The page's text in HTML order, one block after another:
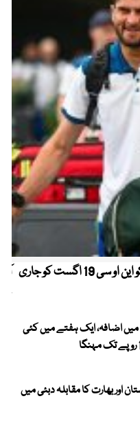
کیریبین پریمیئر لیگ ، قومی کرکٹرز کو این او سی 19 اگست کو جاری
اضافہ، ایک ہفتے میں کئی
کپ 2026، پاکستان اور بھارت کا مقابلہ دبئی میں